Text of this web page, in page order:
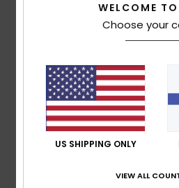
Customer Reviews
Average
5.0
based on 1 verified reviews
WELCOME
Choose your
US SHIPPING ONLY
VIEW ALL